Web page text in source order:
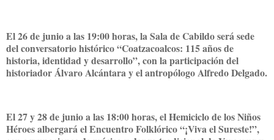
El 26 de junio a las 19:00 horas, la Sala de Cabildo será sede
del conversatorio histórico “Coatzacoalcos: 115 años de
historia, identidad y desarrollo”, con la participación del
historiador Álvaro Alcántara y el antropólogo Alfredo Delgado.
El 27 y 28 de junio a las 18:00 horas, el Hemiciclo de los Niños
Héroes albergará el Encuentro Folklórico “¡Viva el Sureste!”,